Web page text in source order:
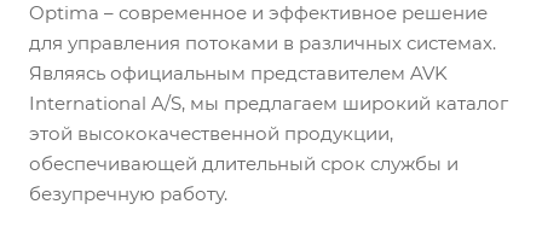
Optima – современное и эффективное решение
для управления потоками в различных системах.
Являясь официальным представителем AVK
International A/S, мы предлагаем широкий каталог
этой высококачественной продукции,
обеспечивающей длительный срок службы и
безупречную работу.